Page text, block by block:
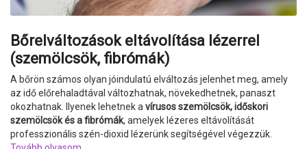
Bőrelváltozások eltávolítása lézerrel
(szemölcsök, fibrómák)
A bőrön számos olyan jóindulatú elváltozás jelenhet meg, amely
az idő előrehaladtával változhatnak, növekedhetnek, panaszt
okozhatnak. Ilyenek lehetnek a vírusosszemölcsök, időskori
szemölcsök és a fibrómák, amelyek lézeres eltávolítását
professzionális szén-dioxid lézerünk segítségével végezzük.